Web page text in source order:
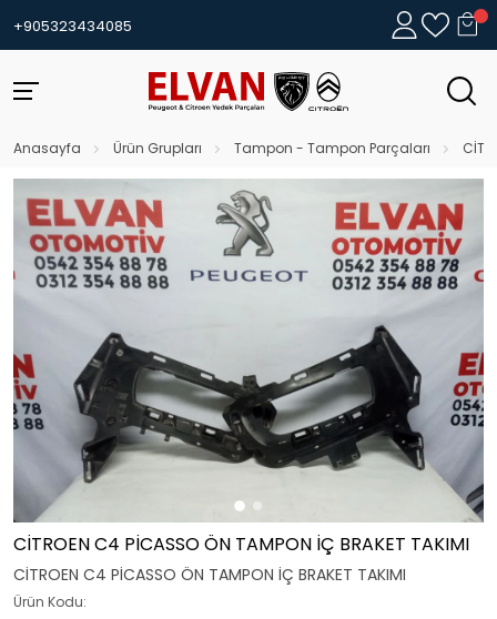
+905323434085
Anasayfa Ürün Grupları Tampon - Tampon Parçaları
CİTROEN C4 PİCASSO ÖN TAMPON İÇ BRAKET TAKIMI
CİTROEN C4 PİCASSO ÖN TAMPON İÇ BRAKET TAKIMI
Ürün Kodu: